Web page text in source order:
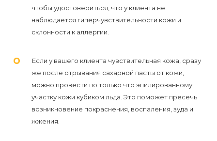
перед
визитом
уходу
чтобы удостовериться, что у клиента не
наблюдается гиперчувствительности кожи и
склонности к аллергии.
Если у вашего клиента чувствительная кожа, сразу
же после отрывания сахарной пасты от кожи,
можно провести по только что эпилированному
участку кожи кубиком льда. Это поможет пресечь
возникновение покраснения, воспаления, зуда и
жжения.